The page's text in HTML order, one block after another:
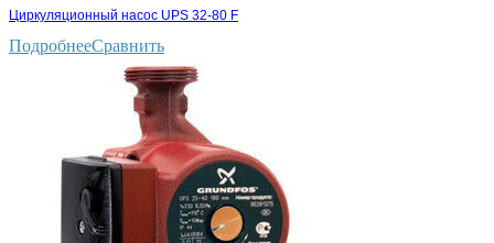
Циркуляционный насос UPS 32-80 F
ПодробнееСравнить